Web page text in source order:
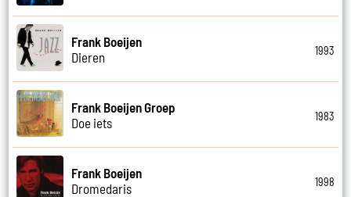
Frank Boeijen
Dieren
1993
Frank Boeijen Groep
Doe iets
1983
Frank Boeijen
Dromedaris
1998